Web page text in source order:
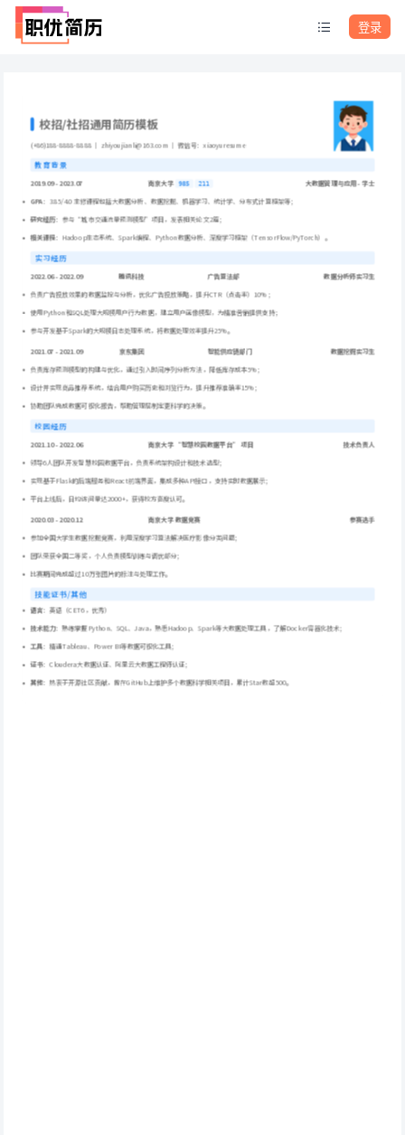
登录
校招/社招通用简历模板
(+86)188-8888-8888 ｜ zhiyoujianli@163.com ｜ 微信号：xiaoyuresume
教育背景
2019.09 - 2023.07 南京大学 985 211 大数据管理与应用 - 学士
GPA：3.85/4.0 主修课程包括大数据分析、数据挖掘、机器学习、统计学、分布式计算框架等；
研究经历：参与“城市交通流量预测模型”项目，发表相关论文2篇；
相关课程：Hadoop生态系统、Spark编程、Python数据分析、深度学习框架（TensorFlow/PyTorch）。
实习经历
2022.06 - 2022.09 腾讯科技 广告算法部
数据分析师实习生
负责广告投放效果的数据监控与分析，优化广告投放策略，提升CTR（点击率）10%；
使用Python和SQL处理大规模用户行为数据，建立用户画像模型，为精准营销提供支持；
参与开发基于Spark的大规模日志处理系统，将数据处理效率提升25%。
2021.07 - 2021.09 京东集团 智能供应链部门
数据挖掘实习生
负责库存预测模型的构建与优化，通过引入时间序列分析方法，降低库存成本5%；
设计并实现商品推荐系统，结合用户购买历史和浏览行为，提升推荐准确率15%；
协助团队完成数据可视化报告，帮助管理层制定更科学的决策。
校园经历
2021.10 - 2022.06 南京大学 “智慧校园数据平台” 项目 技术负责人
领导6人团队开发智慧校园数据平台，负责系统架构设计和技术选型；
实现基于Flask的后端服务和React前端界面，集成多种API接口，支持实时数据展示；
平台上线后，日均访问量达2000+，获得校方高度认可。
2020.03 - 2020.12 南京大学 数据竞赛 参赛选手
参加全国大学生数据挖掘竞赛，利用深度学习算法解决医疗影像分类问题；
团队荣获全国二等奖，个人负责模型训练与调优部分；
比赛期间完成超过10万张图片的标注与处理工作。
技能证书/其他
语言：英语（CET6，优秀）
技术能力：熟练掌握Python、SQL、Java，熟悉Hadoop、Spark等大数据处理工具，了解Docker容器化技术；
工具：精通Tableau、Power BI等数据可视化工具；
证书：Cloudera大数据认证、阿里云大数据工程师认证；
其他：热衷于开源社区贡献，曾在GitHub上维护多个数据科学相关项目，累计Star数超500。